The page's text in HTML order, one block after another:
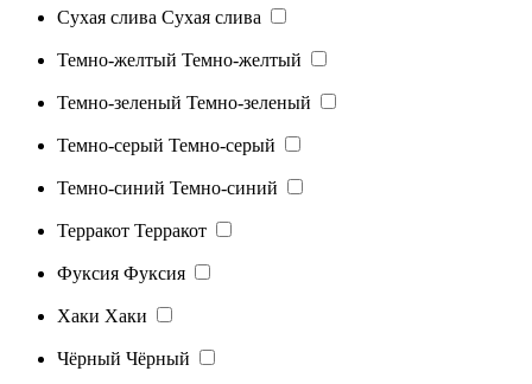
Сухая слива Сухая слива
Темно-желтый Темно-желтый
Темно-зеленый Темно-зеленый
Темно-серый Темно-серый
Темно-синий Темно-синий
Терракот Терракот
Фуксия Фуксия
Хаки Хаки
Чёрный Чёрный